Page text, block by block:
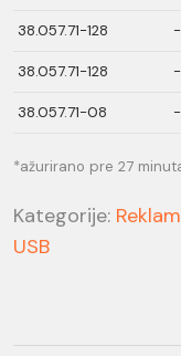
38.057.71-128 -
38.057.71-128 -
38.057.71-08 -
*ažurirano pre 27
Kategorije:
USB